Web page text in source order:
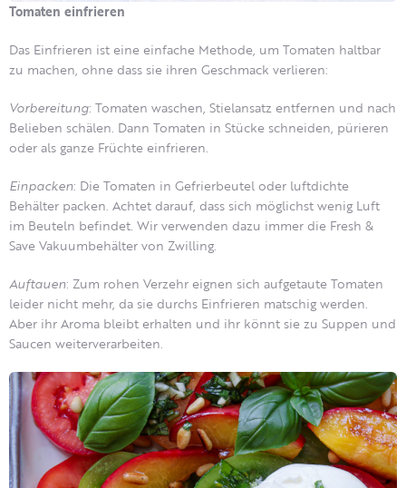
Tomaten einfrieren
Das Einfrieren ist eine einfache Methode, um Tomaten haltbar
zu machen, ohne dass sie ihren Geschmack verlieren:
Vorbereitung: Tomaten waschen, Stielansatz entfernen und nach
Belieben schälen. Dann Tomaten in Stücke schneiden, pürieren
oder als ganze Früchte einfrieren.
Einpacken: Die Tomaten in Gefrierbeutel oder luftdichte
Behälter packen. Achtet darauf, dass sich möglichst wenig Luft
im Beuteln befindet. Wir verwenden dazu immer die Fresh &
Save Vakuumbehälter von Zwilling.
Auftauen: Zum rohen Verzehr eignen sich aufgetaute Tomaten
leider nicht mehr, da sie durchs Einfrieren matschig werden.
Aber ihr Aroma bleibt erhalten und ihr könnt sie zu Suppen und
Saucen weiterverarbeiten.